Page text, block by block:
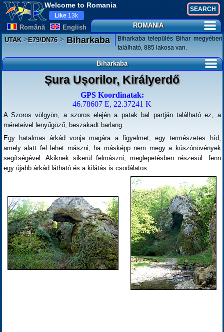
Welcome to Romania
Românã English
Like 13k
ROMANIA
UTAK>E79/DN76>Biharkaba
Biharkaba település Bihar megyében
található, 885 lakosa van.
Biharkaba
Șura Ușorilor, Királyerdő
GPS Koordinatak:
46.78607 E, 22.37241 K
A Szoros völgyön, a szoros elején a patak bal partján található ez, a
méreteivel lenyűgöző, beszakadt barlang.
Egy hatalmas árkád vonja magára a figyelmet, egy természetes híd,
amely alatt fel lehet mászni, ha másképp nem megy a kúszónövények
segítségével. Akiknek sikerül felmászni, meglepetésben részesül: fenn
egy újabb árkád látható és a kilátás is csodálatos.